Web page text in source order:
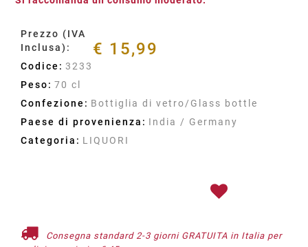
Prezzo (IVA
Inclusa):
€ 15,99
Codice: 3233
Peso: 70 cl
Confezione: Bottiglia di vetro/Glass bottle
Paese di provenienza: India / Germany
Categoria: LIQUORI
Consegna standard 2-3 giorni GRATUITA in Italia per